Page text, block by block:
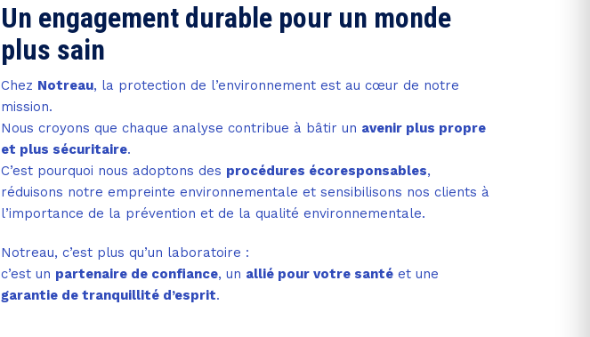
Un engagement durable pour un monde
plus sain
Chez Notreau, la protection de l’environnement est au cœur de notre
mission.
Nous croyons que chaque analyse contribue à bâtir un avenir plus propre
et plus sécuritaire.
C’est pourquoi nous adoptons des procédures écoresponsables,
réduisons notre empreinte environnementale et sensibilisons nos clients à
l’importance de la prévention et de la qualité environnementale.
Notreau, c’est plus qu’un laboratoire :
c’est un partenaire de confiance, un allié pour votre santé et une
garantie de tranquillité d’esprit.